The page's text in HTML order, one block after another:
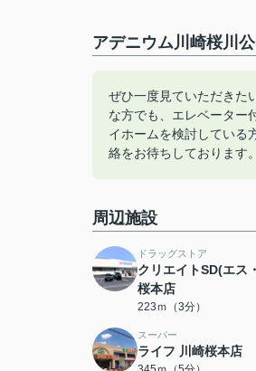
アデニウム川崎桜川
ぜひ一度見ていただきた
な方でも、エレベーター
イホームを検討している
絡をお待ちしております。
周辺施設
ドラッグストア
クリエイトSD(エス
桜本店
223ｍ（3分）
スーパー
ライフ 川崎桜本店